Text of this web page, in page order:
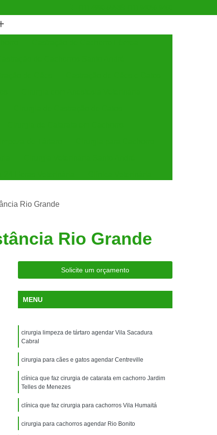
Gatos
Clínica Veterinária Mais Próxima
Clínica Veterinária São Caetano
para Silvestres
para Animais Silvestres
Consulta para Animais Silvestres
Santo André
Consulta para Animal Silvestre
Veterinária para Animais Silvestres
Exame de Eletrocardiograma Veterinário
Exame de Imagem para Animais
Exame de Radiologia para Animais
Exame de Sangue para Animais
Rio Grande
Rio Grande
Solicite um orçamento
MENU
cirurgia limpeza de tártaro agendar Vila Sacadura
Cabral
cirurgia para cães e gatos agendar Centreville
clínica que faz cirurgia de catarata em cachorro Jardim
Telles de Menezes
clínica que faz cirurgia para cachorros Vila Humaitá
cirurgia para cachorros agendar Rio Bonito